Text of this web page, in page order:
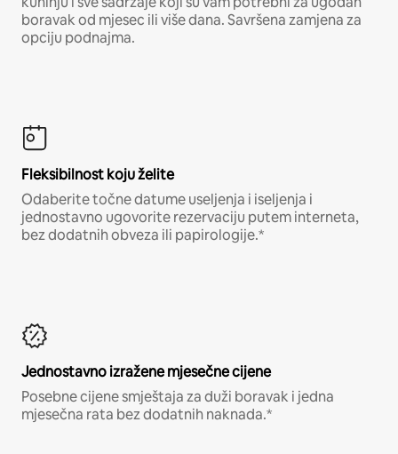
boravak od mjesec ili više dana. Savršena zamjena za
opciju podnajma.
Fleksibilnost koju želite
Odaberite točne datume useljenja i iseljenja i
jednostavno ugovorite rezervaciju putem interneta,
bez dodatnih obveza ili papirologije.*
Jednostavno izražene mjesečne cijene
Posebne cijene smještaja za duži boravak i jedna
mjesečna rata bez dodatnih naknada.*